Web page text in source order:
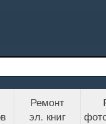
Ремонт
эл. книг